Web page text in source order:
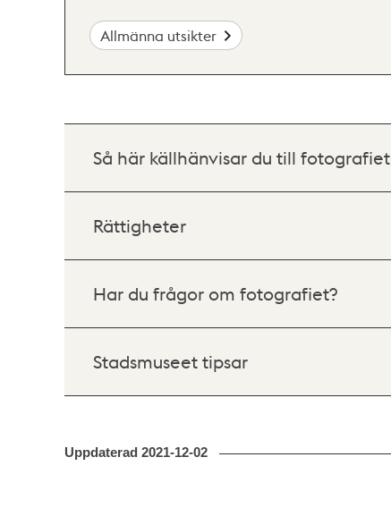
Allmänna utsikter
Så här källhänvisar du till fotografiet
Rättigheter
Har du frågor om fotografiet?
Stadsmuseet tipsar
Uppdaterad 2021-12-02